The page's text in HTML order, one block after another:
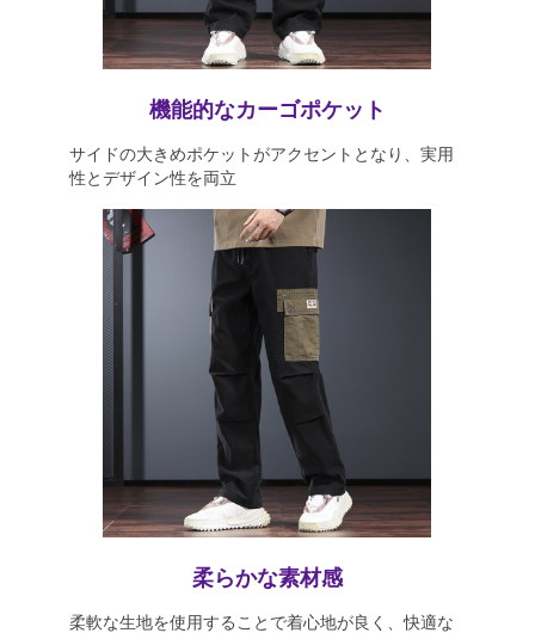
機能的なカーゴポケット
サイドの大きめポケットがアクセントとなり、実用
性とデザイン性を両立
柔らかな素材感
柔軟な生地を使用することで着心地が良く、快適な